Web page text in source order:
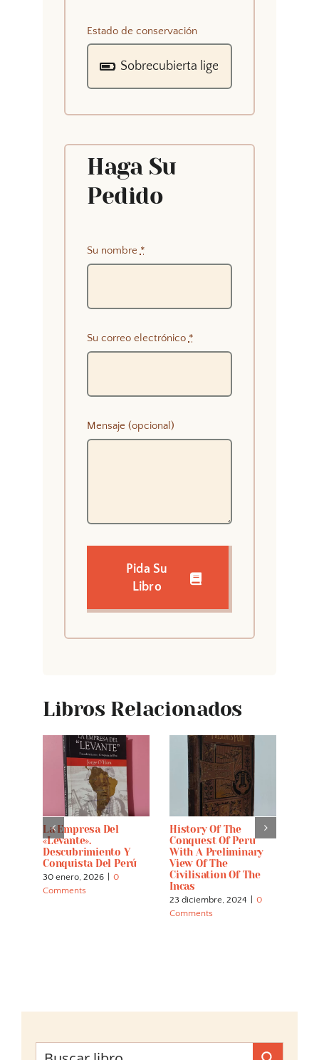
Estado de conservación
Haga Su
Pedido
Su nombre *
Su correo electrónico *
Mensaje (opcional)
Pida Su
Libro
Libros Relacionados
La Empresa Del
«Levante».
Descubrimiento Y
Conquista Del Perú
30 enero, 2026
0
Comments
History Of The
Conquest Of Peru
With A Preliminary
View Of The
Civilisation Of The
Incas
23 diciembre, 2024
0
Comments